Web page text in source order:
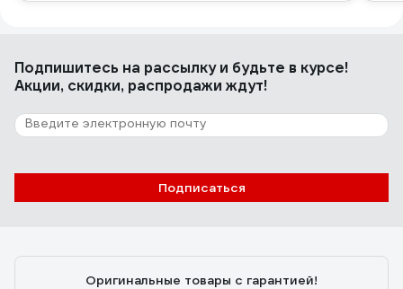
Подпишитесь на рассылкуи будьте в курсе!
Акции, скидки, распродажи ждут!
Подписаться
Оригинальные товары с гарантией!